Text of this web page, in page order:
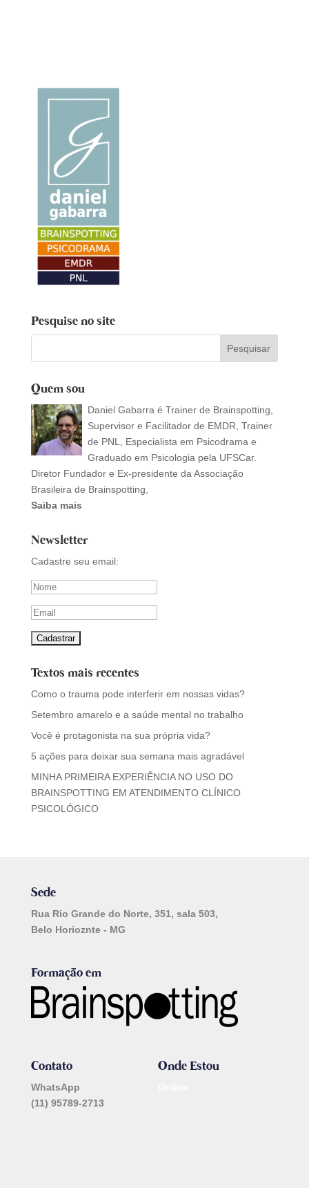
Pesquise no site
Quem sou
Daniel Gabarra é Trainer de Brainspotting,
Supervisor e Facilitador de EMDR, Trainer
de PNL, Especialista em Psicodrama e
Graduado em Psicologia pela UFSCar.
Diretor Fundador e Ex-presidente da Associação
Brasileira de Brainspotting,
Saiba mais
Newsletter
Cadastre seu email:
Textos mais recentes
Como o trauma pode interferir em nossas vidas?
Setembro amarelo e a saúde mental no trabalho
Você é protagonista na sua própria vida?
5 ações para deixar sua semana mais agradável
MINHA PRIMEIRA EXPERIÊNCIA NO USO DO
BRAINSPOTTING EM ATENDIMENTO CLÍNICO
PSICOLÓGICO
Sede
Rua Rio Grande do Norte, 351, sala 503,
Belo Horioznte - MG
Formação em
Contato
WhatsApp
(11) 95789-2713
Onde Estou